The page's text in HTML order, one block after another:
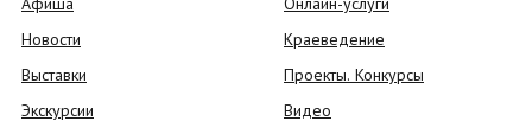
Новости
Выставки
Экскурсии
Краеведение
Проекты. Конкурсы
Видео